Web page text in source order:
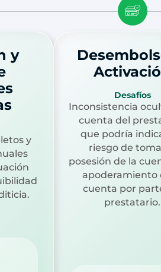
y
y
Desafíos
Inconsistencia
cuenta del
que podría
riesgo de
posesión de la
apoderamiento
cuenta por
prestatario.